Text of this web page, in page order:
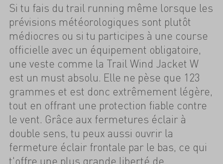
Si tu fais du trail running même lorsque les
prévisions météorologiques sont plutôt
médiocres ou si tu participes à une course
officielle avec un équipement obligatoire,
une veste comme la Trail Wind Jacket W
est un must absolu. Elle ne pèse que 123
grammes et est donc extrêmement légère,
tout en offrant une protection fiable contre
le vent. Grâce aux fermetures éclair à
double sens, tu peux aussi ouvrir la
fermeture éclair frontale par le bas, ce qui
t'offre une plus grande liberté de